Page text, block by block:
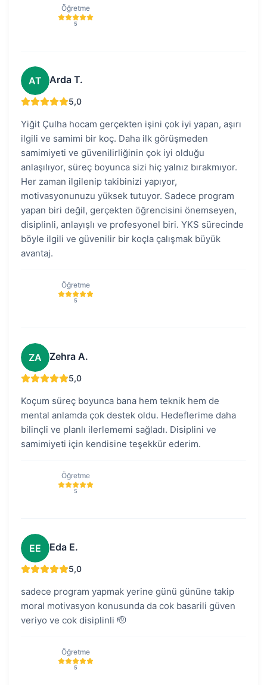
Öğretme
5
AT Arda T.
5,0
Yiğit Çulha hocam gerçekten işini çok iyi yapan, aşırı
ilgili ve samimi bir koç. Daha ilk görüşmeden
samimiyeti ve güvenilirliğinin çok iyi olduğu
anlaşılıyor, süreç boyunca sizi hiç yalnız bırakmıyor.
Her zaman ilgilenip takibinizi yapıyor,
motivasyonunuzu yüksek tutuyor. Sadece program
yapan biri değil, gerçekten öğrencisini önemseyen,
disiplinli, anlayışlı ve profesyonel biri. YKS sürecinde
böyle ilgili ve güvenilir bir koçla çalışmak büyük
avantaj.
Öğretme
5
ZA Zehra A.
5,0
Koçum süreç boyunca bana hem teknik hem de
mental anlamda çok destek oldu. Hedeflerime daha
bilinçli ve planlı ilerlememi sağladı. Disiplini ve
samimiyeti için kendisine teşekkür ederim.
Öğretme
5
EE Eda E.
5,0
sadece program yapmak yerine günü gününe takip
moral motivasyon konusunda da cok basarili güven
veriyo ve cok disiplinli 🫡
Öğretme
5